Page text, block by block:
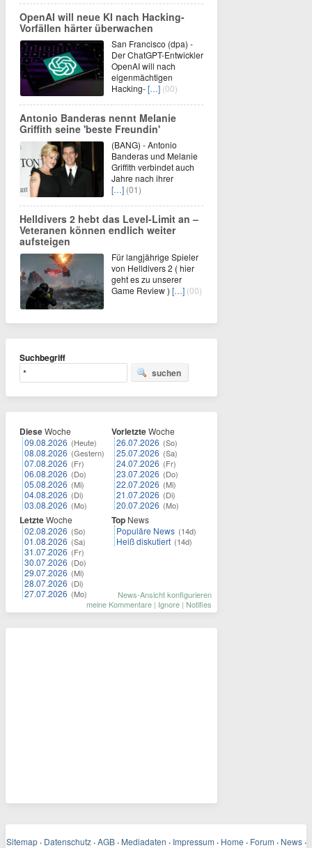
OpenAI will neue KI nach Hacking-
Vorfällen härter überwachen
San Francisco (dpa) -
Der ChatGPT-Entwickler
OpenAI will nach
eigenmächtigen
Hacking-[…] (00)
Antonio Banderas nennt Melanie
Griffith seine 'beste Freundin'
(BANG) - Antonio
Banderas und Melanie
Griffith verbindet auch
Jahre nach ihrer
[…] (01)
Helldivers 2 hebt das Level-Limit an –
Veteranen können endlich weiter
aufsteigen
Für langjährige Spieler
von Helldivers 2 ( hier
geht es zu unserer
Game Review ) […] (00)
Suchbegriff
suchen
DieseWoche
09.08.2026 (Heute)
08.08.2026 (Gestern)
07.08.2026 (Fr)
06.08.2026 (Do)
05.08.2026 (Mi)
04.08.2026 (Di)
03.08.2026 (Mo)
LetzteWoche
02.08.2026 (So)
01.08.2026 (Sa)
31.07.2026 (Fr)
30.07.2026 (Do)
29.07.2026 (Mi)
28.07.2026 (Di)
27.07.2026 (Mo)
VorletzteWoche
26.07.2026 (So)
25.07.2026 (Sa)
24.07.2026 (Fr)
23.07.2026 (Do)
22.07.2026 (Mi)
21.07.2026 (Di)
20.07.2026 (Mo)
Top News
Populäre News (14d)
Heiß diskutiert (14d)
News-Ansicht konfigurieren
meine Kommentare | Ignore | Notifies
Sitemap · Datenschutz · AGB · Mediadaten · Impressum · Home · Forum · News ·